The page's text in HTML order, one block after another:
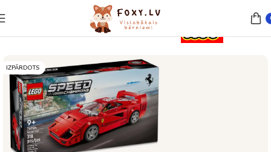
Sākums Lego un konstruktori
IZPĀRDOTS